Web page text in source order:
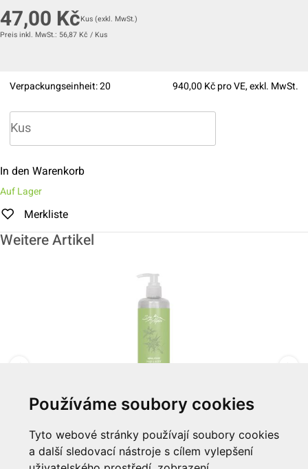
Používáme soubory cookies
Tyto webové stránky používají soubory cookies
a další sledovací nástroje s cílem vylepšení
47,00 KčKus (exkl. MwSt.)
Preis inkl. MwSt.: 56,87 Kč / Kus
Verpackungseinheit:20 940,00 Kč pro VE, exkl. MwSt.
In den Warenkorb
Auf Lager
Merkliste
Weitere Artikel
Šampon & gel 300ml "Spa Alpin"
Zum Artikel